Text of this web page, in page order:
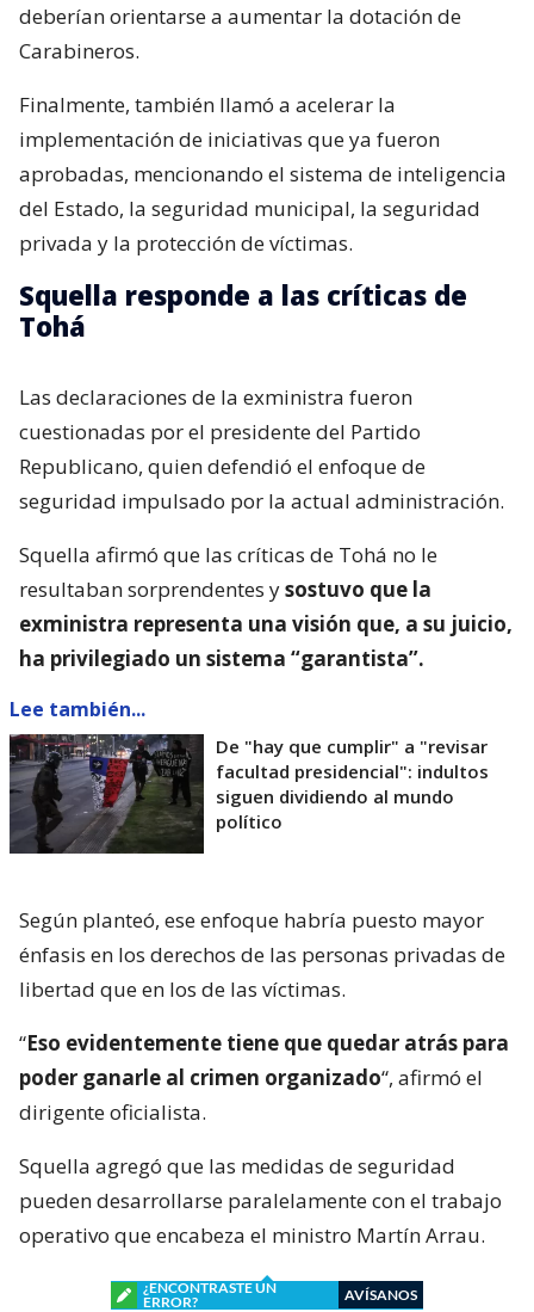
deberían orientarse a aumentar la dotación de
Carabineros.
Finalmente, también llamó a acelerar la
implementación de iniciativas que ya fueron
aprobadas, mencionando el sistema de inteligencia
del Estado, la seguridad municipal, la seguridad
privada y la protección de víctimas.
Squella responde a las críticas de
Tohá
Las declaraciones de la exministra fueron
cuestionadas por el presidente del Partido
Republicano, quien defendió el enfoque de
seguridad impulsado por la actual administración.
Squella afirmó que las críticas de Tohá no le
resultaban sorprendentes ysostuvo que la
exministra representa una visión que, a su juicio,
ha privilegiado un sistema “garantista”.
Lee también...
De "hay que cumplir" a "revisar
facultad presidencial": indultos
siguen dividiendo al mundo
político
Según planteó, ese enfoque habría puesto mayor
énfasis en los derechos de las personas privadas de
libertad que en los de las víctimas.
“Eso evidentemente tiene que quedar atrás para
poder ganarle al crimen organizado“, afirmó el
dirigente oficialista.
Squella agregó que las medidas de seguridad
pueden desarrollarse paralelamente con el trabajo
operativo que encabeza el ministro Martín Arrau.
¿ENCONTRASTE UN
ERROR?
AVÍSANOS